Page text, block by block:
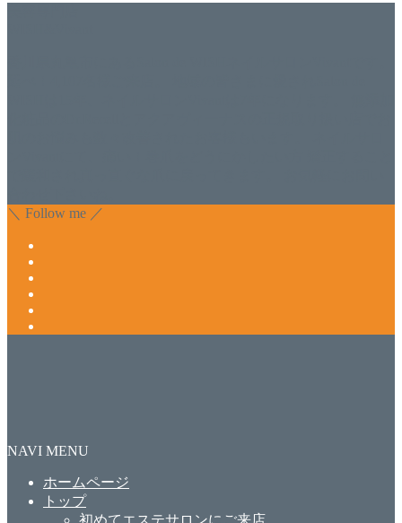
＼ Follow me ／
NAVI MENU
ホームページ
トップ